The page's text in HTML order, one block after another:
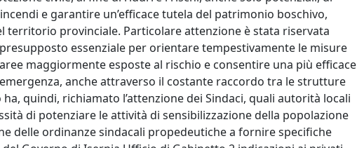
e garantire un’efficace tutela del patrimonio boschivo,
territorio provinciale. Particolare attenzione è stata riservata
essenziale per orientare tempestivamente le misure
maggiormente esposte al rischio e consentire una più efficace
anche attraverso il costante raccordo tra le strutture
quindi, richiamato l’attenzione dei Sindaci, quali autorità locali
di potenziare le attività di sensibilizzazione della popolazione
delle ordinanze sindacali propedeutiche a fornire specifiche